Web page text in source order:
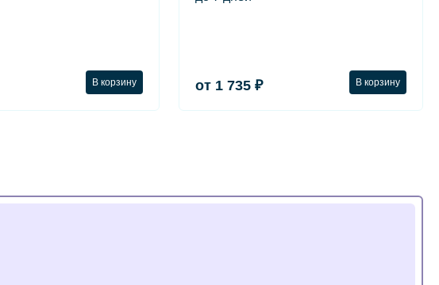
В корзину от 1 735 ₽ В корзину